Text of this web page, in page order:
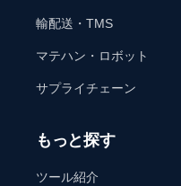
輸配送・TMS
マテハン・ロボット
サプライチェーン
もっと探す
ツール紹介